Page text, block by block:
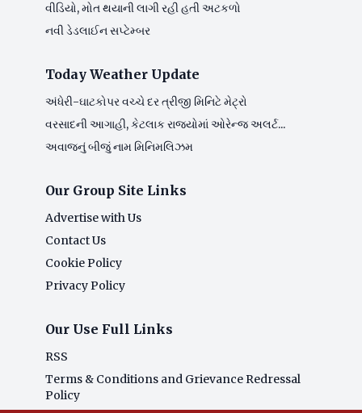
વીડિયો, મોત થયાની લાગી રહી હતી અટકળો
નવી ડેડલાઈન સપ્ટેમ્બર
Today Weather Update
અંધેરી-ઘાટકોપર વચ્ચે દર ત્રીજી મિનિટે મેટ્રો
વરસાદની આગાહી, કેટલાક રાજ્યોમાં ઓરેન્જ અલર્ટ...
અવાજનું બીજું નામ મિનિમલિઝમ
Our Group Site Links
Advertise with Us
Contact Us
Cookie Policy
Privacy Policy
Our Use Full Links
RSS
Terms & Conditions and Grievance Redressal
Policy